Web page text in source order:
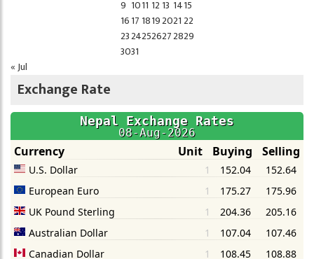
9 1011 12 13 1415
1617 1819202122
23242526272829
3031
« Jul
Exchange Rate